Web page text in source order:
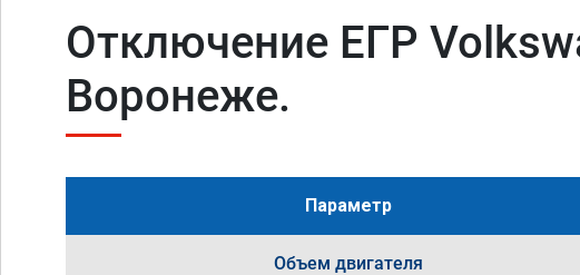
Отключение ЕГР
Воронеже.
Параметр
Объем двигателя